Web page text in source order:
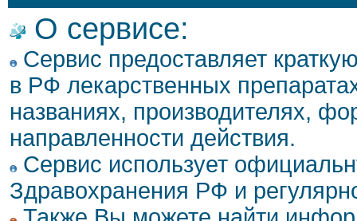
О сервисе:
Сервис предоставляет
в РФ лекарственных
названиях, производителях,
направленности действия.
Сервис использует
Здравохранения РФ и